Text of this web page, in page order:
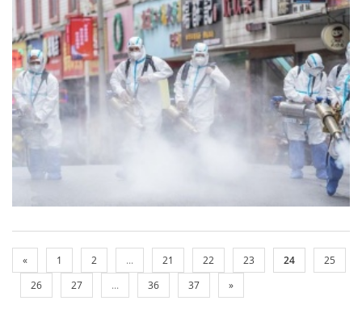
« 1 2 ... 21 22 23 24
25
26
27 ... 36 37 »